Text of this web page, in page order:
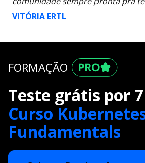
VITÓRIA ERTL
FORMAÇÃO
Teste grátis por
Curso
Fundamentals